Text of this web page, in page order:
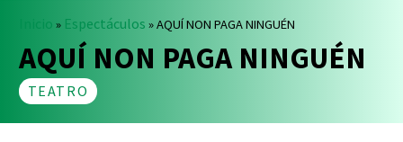
Vostede está aquí
Inicio » Espectáculos » AQUÍ NON PAGA NINGUÉN
AQUÍ NON PAGA NINGUÉN
TEATRO